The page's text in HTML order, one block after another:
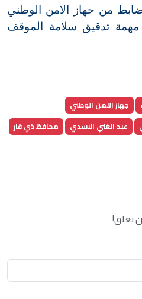
ضابط من جهاز الامن الوطني
مهمة تدقيق سلامة الموقف
جهاز الامن الوطني
عبد الغني الاسدي
محافظ ذي قار
يعلق!